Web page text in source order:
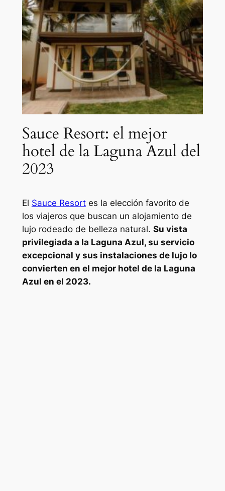
Sauce Resort: el mejor
hotel de la Laguna Azul del
2023
El Sauce Resortes la elección favorito de
los viajeros que buscan un alojamiento de
lujo rodeado de belleza natural. Su vista
privilegiada a la Laguna Azul, su servicio
excepcional y sus instalaciones de lujo lo
convierten en el mejor hotel de la Laguna
Azul en el 2023.